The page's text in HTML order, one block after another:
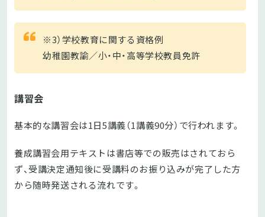
※3）学校教育に関する資格例
幼稚園教諭／小・中・高等学校教員免許
講習会
基本的な講習会は1日5講義（1講義90分）で行われます。
養成講習会用テキストは書店等での販売はされておら
ず、受講決定通知後に受講料のお振り込みが完了した方
から随時発送される流れです。